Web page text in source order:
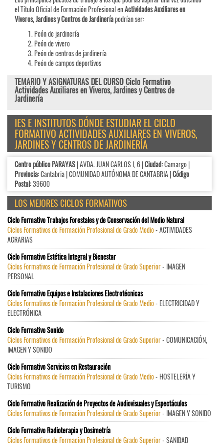
el Título Oficial de Formación Profesional enActividades Auxiliares en
Viveros, Jardines y Centros de Jardineríapodrían ser:
Peón de jardinería
Peón de vivero
Peón de centros de jardinería
Peón de campos deportivos
TEMARIO Y ASIGNATURAS DEL CURSO Ciclo Formativo
Actividades Auxiliares en Viveros, Jardines y Centros de
Jardinería
IES E INSTITUTOS DÓNDE ESTUDIAR EL CICLO
FORMATIVO ACTIVIDADES AUXILIARES EN VIVEROS,
JARDINES Y CENTROS DE JARDINERÍA
Centro público PARAYAS| AVDA. JUAN CARLOS I, 6 |Ciudad:Camargo |
Provincia:Cantabria | COMUNIDAD AUTÓNOMA DE CANTABRIA |Código
Postal:39600
LOS MEJORES CICLOS FORMATIVOS
Ciclo Formativo Trabajos Forestales y de Conservación del Medio Natural
Ciclos Formativos de Formación Profesional de Grado Medio- ACTIVIDADES
AGRARIAS
Ciclo Formativo Estética Integral y Bienestar
Ciclos Formativos de Formación Profesional de Grado Superior- IMAGEN
PERSONAL
Ciclo Formativo Equipos e Instalaciones Electrotécnicas
Ciclos Formativos de Formación Profesional de Grado Medio- ELECTRICIDAD Y
ELECTRÓNICA
Ciclo Formativo Sonido
Ciclos Formativos de Formación Profesional de Grado Superior- COMUNICACIÓN,
IMAGEN Y SONIDO
Ciclo Formativo Servicios en Restauración
Ciclos Formativos de Formación Profesional de Grado Medio- HOSTELERÍA Y
TURISMO
Ciclo Formativo Realización de Proyectos de Audiovisuales y Espectáculos
Ciclos Formativos de Formación Profesional de Grado Superior- IMAGEN Y SONIDO
Ciclo Formativo Radioterapia y Dosimetría
Ciclos Formativos de Formación Profesional de Grado Superior- SANIDAD